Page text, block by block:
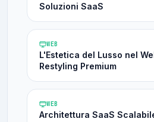
Soluzioni SaaS
WEB
L'Estetica del Lusso nel
Restyling Premium
WEB
Architettura SaaS